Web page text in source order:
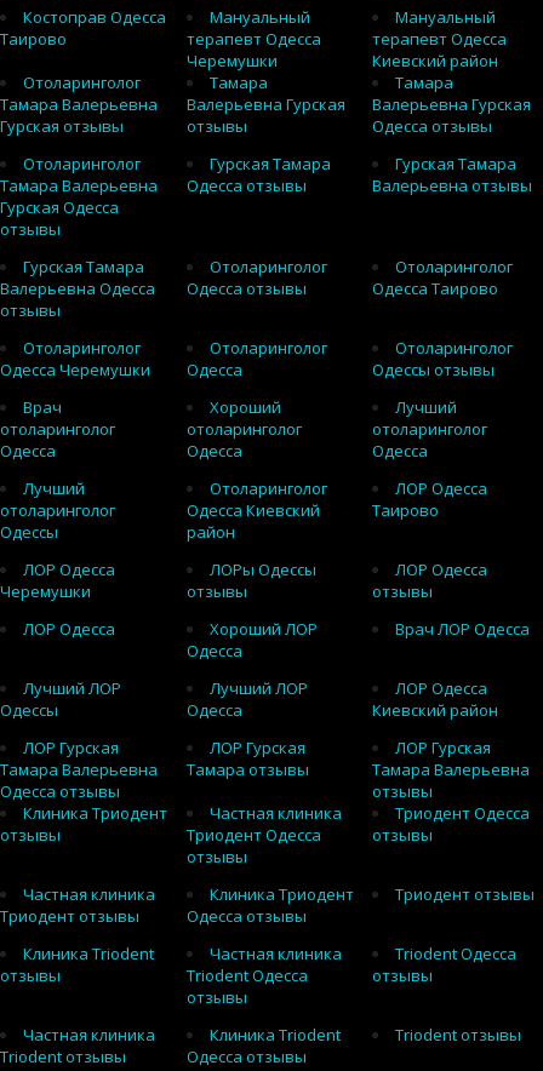
Костоправ Одесса
Таирово
Мануальный
терапевт Одесса
Черемушки
Мануальный
терапевт Одесса
Киевский район
Отоларинголог
Тамара Валерьевна
Гурская отзывы
Тамара
Валерьевна Гурская
отзывы
Тамара
Валерьевна Гурская
Одесса отзывы
Отоларинголог
Тамара Валерьевна
Гурская Одесса
отзывы
Гурская Тамара
Одесса отзывы
Гурская Тамара
Валерьевна отзывы
Гурская Тамара
Валерьевна Одесса
отзывы
Отоларинголог
Одесса отзывы
Отоларинголог
Одесса Таирово
Отоларинголог
Одесса Черемушки
Отоларинголог
Одесса
Отоларинголог
Одессы отзывы
Врач
отоларинголог
Одесса
Хороший
отоларинголог
Одесса
Лучший
отоларинголог
Одесса
Лучший
отоларинголог
Одессы
Отоларинголог
Одесса Киевский
район
ЛОР Одесса
Таирово
ЛОР Одесса
Черемушки
ЛОРы Одессы
отзывы
ЛОР Одесса
отзывы
ЛОР Одесса
Хороший ЛОР
Одесса
Врач ЛОР Одесса
Лучший ЛОР
Одессы
Лучший ЛОР
Одесса
ЛОР Одесса
Киевский район
ЛОР Гурская
Тамара Валерьевна
Одесса отзывы
ЛОР Гурская
Тамара отзывы
ЛОР Гурская
Тамара Валерьевна
отзывы
Клиника Триодент
отзывы
Частная клиника
Триодент Одесса
отзывы
Триодент Одесса
отзывы
Частная клиника
Триодент отзывы
Клиника Триодент
Одесса отзывы
Триодент отзывы
Клиника Triodent
отзывы
Частная клиника
Triodent Одесса
отзывы
Triodent Одесса
отзывы
Частная клиника
Triodent отзывы
Клиника Triodent
Одесса отзывы
Triodent отзывы